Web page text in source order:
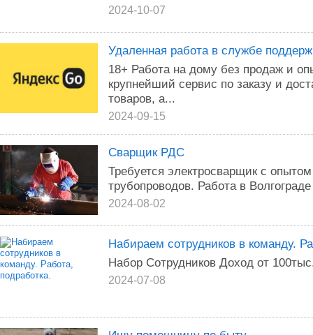
2024-10-07
Удаленная работа в службе
18+ Работа на дому без продаж и
крупнейший сервис по заказу и
товаров, а...
2024-09-15
Сварщик РДС
Требуется электросварщик с
трубопроводов. Работа в Волгограде
2024-08-02
Набираем сотрудников в команду.
Набор Сотрудников Доход от
2024-07-08